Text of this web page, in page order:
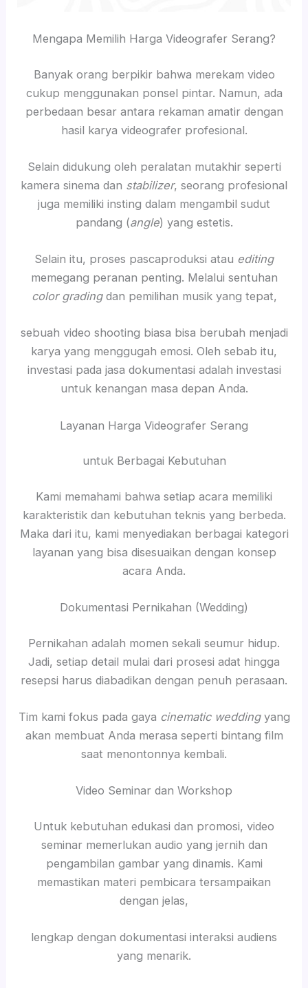
Mengapa Memilih Harga Videografer Serang?
Banyak orang berpikir bahwa merekam video
cukup menggunakan ponsel pintar. Namun, ada
perbedaan besar antara rekaman amatir dengan
hasil karya videografer profesional.
Selain didukung oleh peralatan mutakhir seperti
kamera sinema dan stabilizer, seorang profesional
juga memiliki insting dalam mengambil sudut
pandang (angle) yang estetis.
Selain itu, proses pascaproduksi atau editing
memegang peranan penting. Melalui sentuhan
color gradingdan pemilihan musik yang tepat,
sebuah video shooting biasa bisa berubah menjadi
karya yang menggugah emosi. Oleh sebab itu,
investasi pada jasa dokumentasi adalah investasi
untuk kenangan masa depan Anda.
Layanan Harga Videografer Serang
untuk Berbagai Kebutuhan
Kami memahami bahwa setiap acara memiliki
karakteristik dan kebutuhan teknis yang berbeda.
Maka dari itu, kami menyediakan berbagai kategori
layanan yang bisa disesuaikan dengan konsep
acara Anda.
Dokumentasi Pernikahan (Wedding)
Pernikahan adalah momen sekali seumur hidup.
Jadi, setiap detail mulai dari prosesi adat hingga
resepsi harus diabadikan dengan penuh perasaan.
Tim kami fokus pada gaya cinematic weddingyang
akan membuat Anda merasa seperti bintang film
saat menontonnya kembali.
Video Seminar dan Workshop
Untuk kebutuhan edukasi dan promosi, video
seminar memerlukan audio yang jernih dan
pengambilan gambar yang dinamis. Kami
memastikan materi pembicara tersampaikan
dengan jelas,
lengkap dengan dokumentasi interaksi audiens
yang menarik.